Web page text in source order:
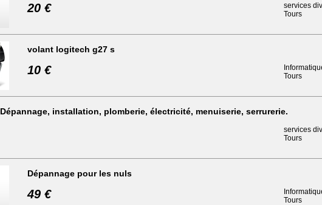
20 €
services
Tours
volant logitech g27 s
10 €
Tours
Dépannage, installation, plomberie, électricité, menuiserie, serrurerie.
services
Tours
Dépannage pour les nuls
49 €
Tours